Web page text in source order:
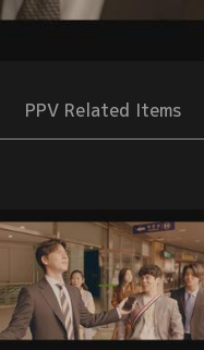
PPV Related Items